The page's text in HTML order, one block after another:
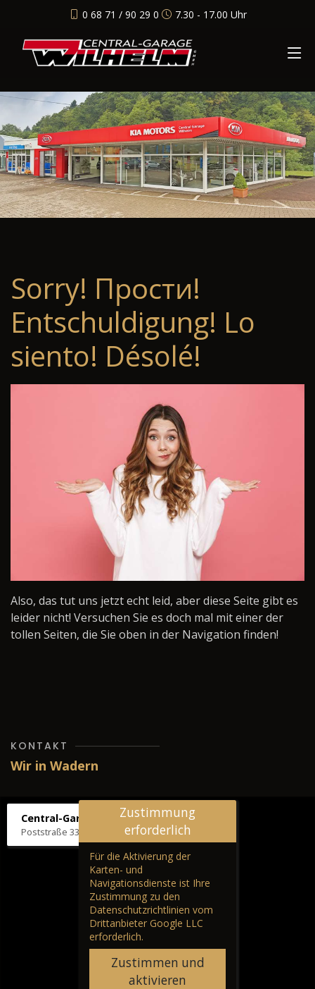
0 68 71 / 90 29 0 7.30 - 17.00 Uhr
Sorry! Прости!
Entschuldigung! Lo
siento! Désolé!
Also, das tut uns jetzt echt leid, aber diese Seite gibt es
leider nicht! Versuchen Sie es doch mal mit einer der
tollen Seiten, die Sie oben in der Navigation finden!
KONTAKT
Wir in Wadern
Central-Garage H. Wilhelm
Poststraße 33, 66687 Wadern
Zustimmung
erforderlich
Für die Aktivierung der
Karten- und
Navigationsdienste ist Ihre
Zustimmung zu den
Datenschutzrichtlinien vom
Drittanbieter Google LLC
erforderlich.
Zustimmen und
aktivieren